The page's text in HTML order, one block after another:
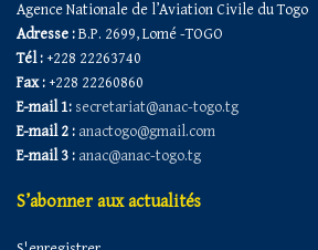
Agence Nationale de l’Aviation Civile du Togo
Adresse :B.P. 2699, Lomé -TOGO
Tél : +228 22263740
Fax : +228 22260860
E-mail 1: secretariat@anac-togo.tg
E-mail 2 : anactogo@gmail.com
E-mail 3 : anac@anac-togo.tg
S’abonner aux actualités